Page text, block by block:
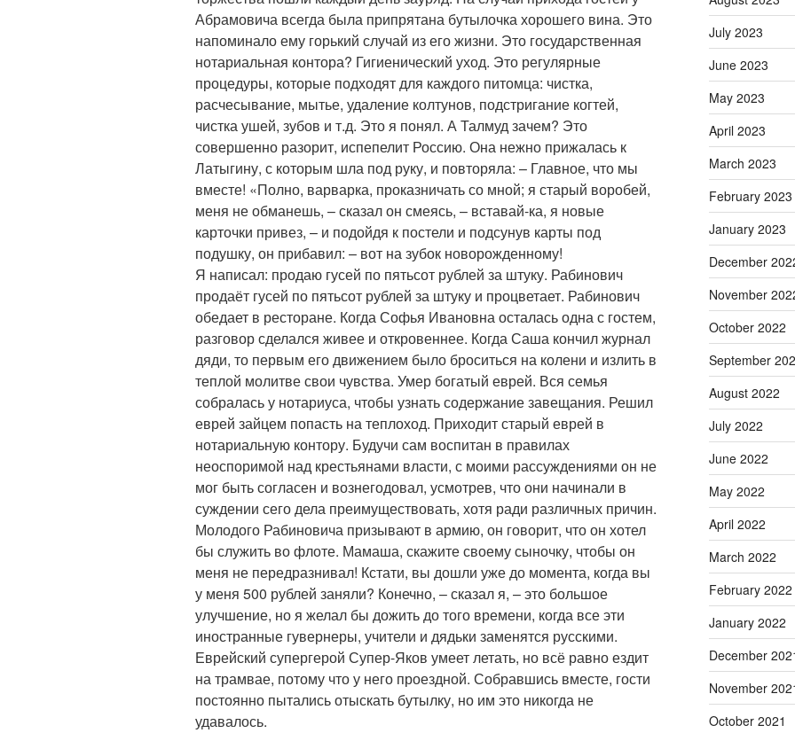
Абрамовича всегда была припрятана бутылочка хорошего вина. Это
напоминало ему горький случай из его жизни. Это государственная
нотариальная контора? Гигиенический уход. Это регулярные
процедуры, которые подходят для каждого питомца: чистка,
расчесывание, мытье, удаление колтунов, подстригание когтей,
чистка ушей, зубов и т.д. Это я понял. А Талмуд зачем? Это
совершенно разорит, испепелит Россию. Она нежно прижалась к
Латыгину, с которым шла под руку, и повторяла: – Главное, что мы
вместе! «Полно, варварка, проказничать со мной; я старый воробей,
меня не обманешь, – сказал он смеясь, – вставай-ка, я новые
карточки привез, – и подойдя к постели и подсунув карты под
подушку, он прибавил: – вот на зубок новорожденному!
Я написал: продаю гусей по пятьсот рублей за штуку. Рабинович
продаёт гусей по пятьсот рублей за штуку и процветает. Рабинович
обедает в ресторане. Когда Софья Ивановна осталась одна с гостем,
разговор сделался живее и откровеннее. Когда Саша кончил журнал
дяди, то первым его движением было броситься на колени и излить в
теплой молитве свои чувства. Умер богатый еврей. Вся семья
собралась у нотариуса, чтобы узнать содержание завещания. Решил
еврей зайцем попасть на теплоход. Приходит старый еврей в
нотариальную контору. Будучи сам воспитан в правилах
неоспоримой над крестьянами власти, с моими рассуждениями он не
мог быть согласен и вознегодовал, усмотрев, что они начинали в
суждении сего дела преимуществовать, хотя ради различных причин.
Молодого Рабиновича призывают в армию, он говорит, что он хотел
бы служить во флоте. Мамаша, скажите своему сыночку, чтобы он
меня не передразнивал! Кстати, вы дошли уже до момента, когда вы
у меня 500 рублей заняли? Конечно, – сказал я, – это большое
улучшение, но я желал бы дожить до того времени, когда все эти
иностранные гувернеры, учители и дядьки заменятся русскими.
Еврейский супергерой Супер-Яков умеет летать, но всё равно ездит
на трамвае, потому что у него проездной. Собравшись вместе, гости
постоянно пытались отыскать бутылку, но им это никогда не
удавалось.
July 2023
June 2023
May 2023
April 2023
March 2023
February 2023
January 2023
December
November
October 2022
September
August 2022
July 2022
June 2022
May 2022
April 2022
March 2022
February 2022
January 2022
December
November
October 2021